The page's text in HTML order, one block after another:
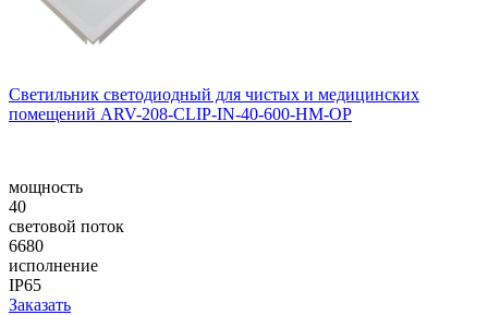
Светильник светодиодный для чистых и медицинских
помещений ARV-208-CLIP-IN-40-600-НM-OP
мощность
40
световой поток
6680
исполнение
IP65
Заказать